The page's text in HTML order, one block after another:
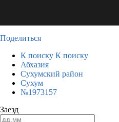
Поделиться
К поиску К поиску
Абхазия
Сухумский район
Сухум
№1973157
Заезд